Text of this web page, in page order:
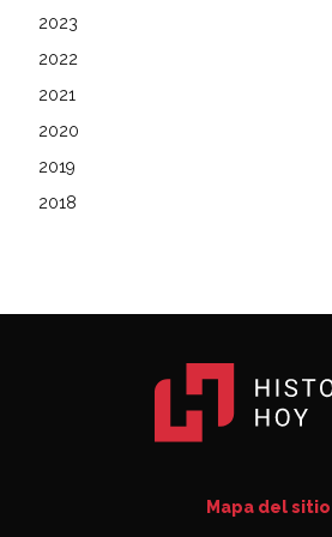
2023
2022
2021
2020
2019
2018
Mapa del sitio